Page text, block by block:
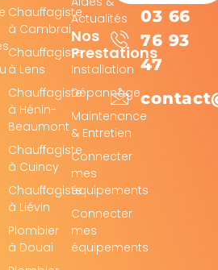
Actualités
Nos
Prestations
Installation
Dépannage
Maintenance
& Entretien
Connecter
mes
équipements
Connecter
mes
équipements
Chauffagiste
à Cambrai
Chauffagiste
à Lens
Chauffagiste
à Hénin-
Beaumont
Chauffagiste
à Cuincy
Chauffagiste
à Liévin
Plombier
à Douai
03 66
76 93
47